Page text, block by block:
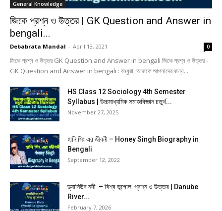
General Knowledge
জিকে প্রশ্ন ও উত্তর | GK Question and Answer in
bengali...
Debabrata Mandal - April 13, 2021 0
জিকে প্রশ্ন ও উত্তর GK Question and Answer in bengali জিকে প্রশ্ন ও উত্তর -
GK Question and Answer in bengali : বন্ধুরা, আজকে আপনাদের জন্য...
HS Class 12 Sociology 4th Semester
Syllabus | উচ্চমাধ্যমিক সমাজবিজ্ঞান চতুর্থ...
November 27, 2025
হানি সিং এর জীবনী – Honey Singh Biography in
Bengali
September 12, 2022
ড্যানিউব নদী – বিশ্ব ভূগোল প্রশ্ন ও উত্তর | Danube
River...
February 7, 2026